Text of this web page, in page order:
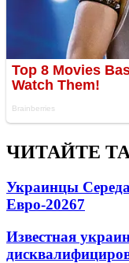
ЧИТАЙТЕ
Украинцы
Евро-20267
Известная